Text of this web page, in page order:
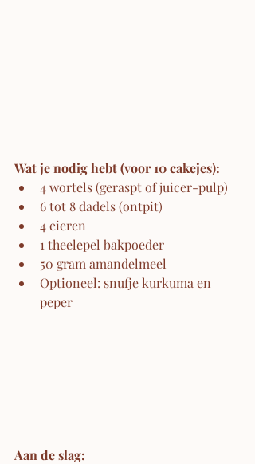
Wat je nodig hebt (voor 10 cakejes):
4 wortels (geraspt of juicer-pulp)
6 tot 8 dadels (ontpit)
4 eieren
1 theelepel bakpoeder
50 gram amandelmeel
Optioneel: snufje kurkuma en
peper
Aan de slag: